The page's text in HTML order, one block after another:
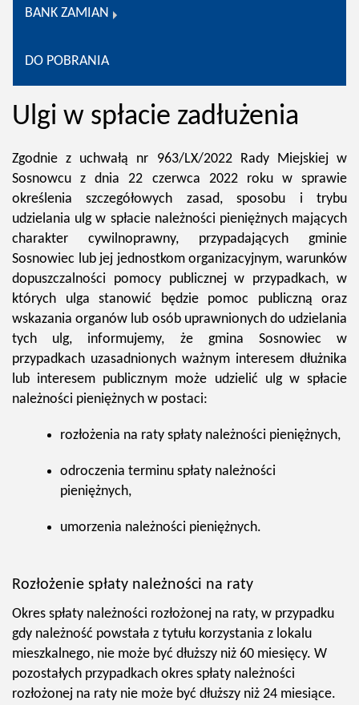
BANK ZAMIAN
DO POBRANIA
Ulgi w spłacie zadłużenia
Zgodnie z uchwałą nr 963/LX/2022 Rady Miejskiej w
Sosnowcu z dnia 22 czerwca 2022 roku w sprawie
określenia szczegółowych zasad, sposobu i trybu
udzielania ulg w spłacie należności pieniężnych mających
charakter cywilnoprawny, przypadających gminie
Sosnowiec lub jej jednostkom organizacyjnym, warunków
dopuszczalności pomocy publicznej w przypadkach, w
których ulga stanowić będzie pomoc publiczną oraz
wskazania organów lub osób uprawnionych do udzielania
tych ulg, informujemy, że gmina Sosnowiec w
przypadkach uzasadnionych ważnym interesem dłużnika
lub interesem publicznym może udzielić ulg w spłacie
należności pieniężnych w postaci:
rozłożenia na raty spłaty należności pieniężnych,
odroczenia terminu spłaty należności
pieniężnych,
umorzenia należności pieniężnych.
Rozłożenie spłaty należności na raty
Okres spłaty należności rozłożonej na raty, w przypadku
gdy należność powstała z tytułu korzystania z lokalu
mieszkalnego, nie może być dłuższy niż 60 miesięcy. W
pozostałych przypadkach okres spłaty należności
rozłożonej na raty nie może być dłuższy niż 24 miesiące.